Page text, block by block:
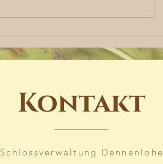
Kontakt
Schlossverwaltung Dennenlohe